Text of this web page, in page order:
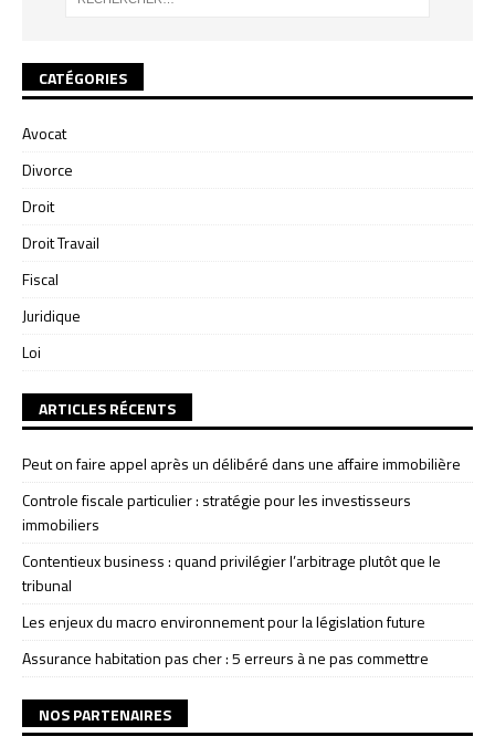
CATÉGORIES
Avocat
Divorce
Droit
Droit Travail
Fiscal
Juridique
Loi
ARTICLES RÉCENTS
Peut on faire appel après un délibéré dans une affaire immobilière
Controle fiscale particulier : stratégie pour les investisseurs
immobiliers
Contentieux business : quand privilégier l’arbitrage plutôt que le
tribunal
Les enjeux du macro environnement pour la législation future
Assurance habitation pas cher : 5 erreurs à ne pas commettre
NOS PARTENAIRES